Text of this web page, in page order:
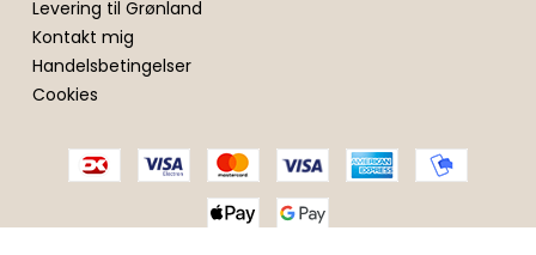
Levering til Grønland
Kontakt mig
Handelsbetingelser
Cookies